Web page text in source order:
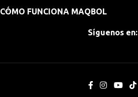
CÓMO FUNCIONA MAQBOL
Síguenos en: